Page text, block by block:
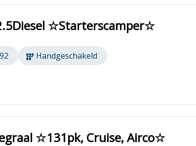
☆Starterscamper☆
Handgeschakeld
☆131pk, Cruise, Airco☆